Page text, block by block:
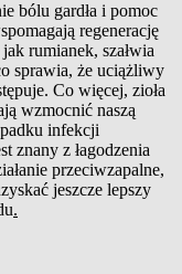
bólu gardła i pomoc
regenerację
rumianek, szałwia
sprawia, że uciążliwy
Co więcej, zioła
wzmocnić naszą
infekcji
znany z łagodzenia
przeciwzapalne,
jeszcze lepszy
.